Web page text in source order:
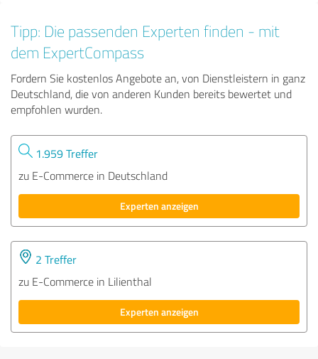
Tipp: Die passenden Experten finden - mit
dem ExpertCompass
Fordern Sie kostenlos Angebote an, von Dienstleistern in ganz
Deutschland, die von anderen Kunden bereits bewertet und
empfohlen wurden.
1.959 Treffer
zu E-Commerce in Deutschland
Experten anzeigen
2 Treffer
zu E-Commerce in Lilienthal
Experten anzeigen